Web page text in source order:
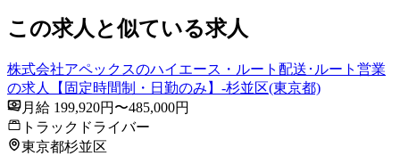
この求人と似ている求人
株式会社アペックスのハイエース・ルート配送･ルート営業
の求人【固定時間制・日勤のみ】-杉並区(東京都)
月給 199,920円〜485,000円
トラックドライバー
東京都杉並区